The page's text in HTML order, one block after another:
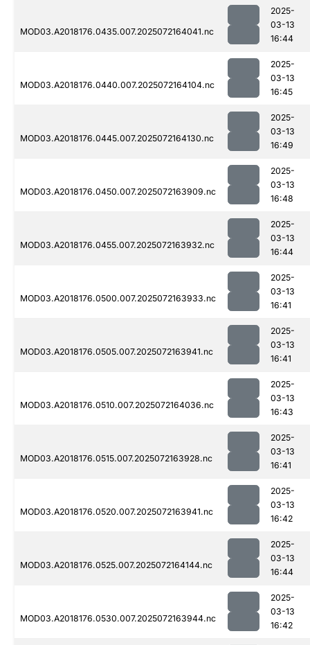
MOD03.A2018176.0435.007.2025072164041.nc
2025-
03-13
16:44
MOD03.A2018176.0440.007.2025072164104.nc
2025-
03-13
16:45
MOD03.A2018176.0445.007.2025072164130.nc
2025-
03-13
16:49
MOD03.A2018176.0450.007.2025072163909.nc
2025-
03-13
16:48
MOD03.A2018176.0455.007.2025072163932.nc
2025-
03-13
16:44
MOD03.A2018176.0500.007.2025072163933.nc
2025-
03-13
16:41
MOD03.A2018176.0505.007.2025072163941.nc
2025-
03-13
16:41
MOD03.A2018176.0510.007.2025072164036.nc
2025-
03-13
16:43
MOD03.A2018176.0515.007.2025072163928.nc
2025-
03-13
16:41
MOD03.A2018176.0520.007.2025072163941.nc
2025-
03-13
16:42
MOD03.A2018176.0525.007.2025072164144.nc
2025-
03-13
16:44
MOD03.A2018176.0530.007.2025072163944.nc
2025-
03-13
16:42